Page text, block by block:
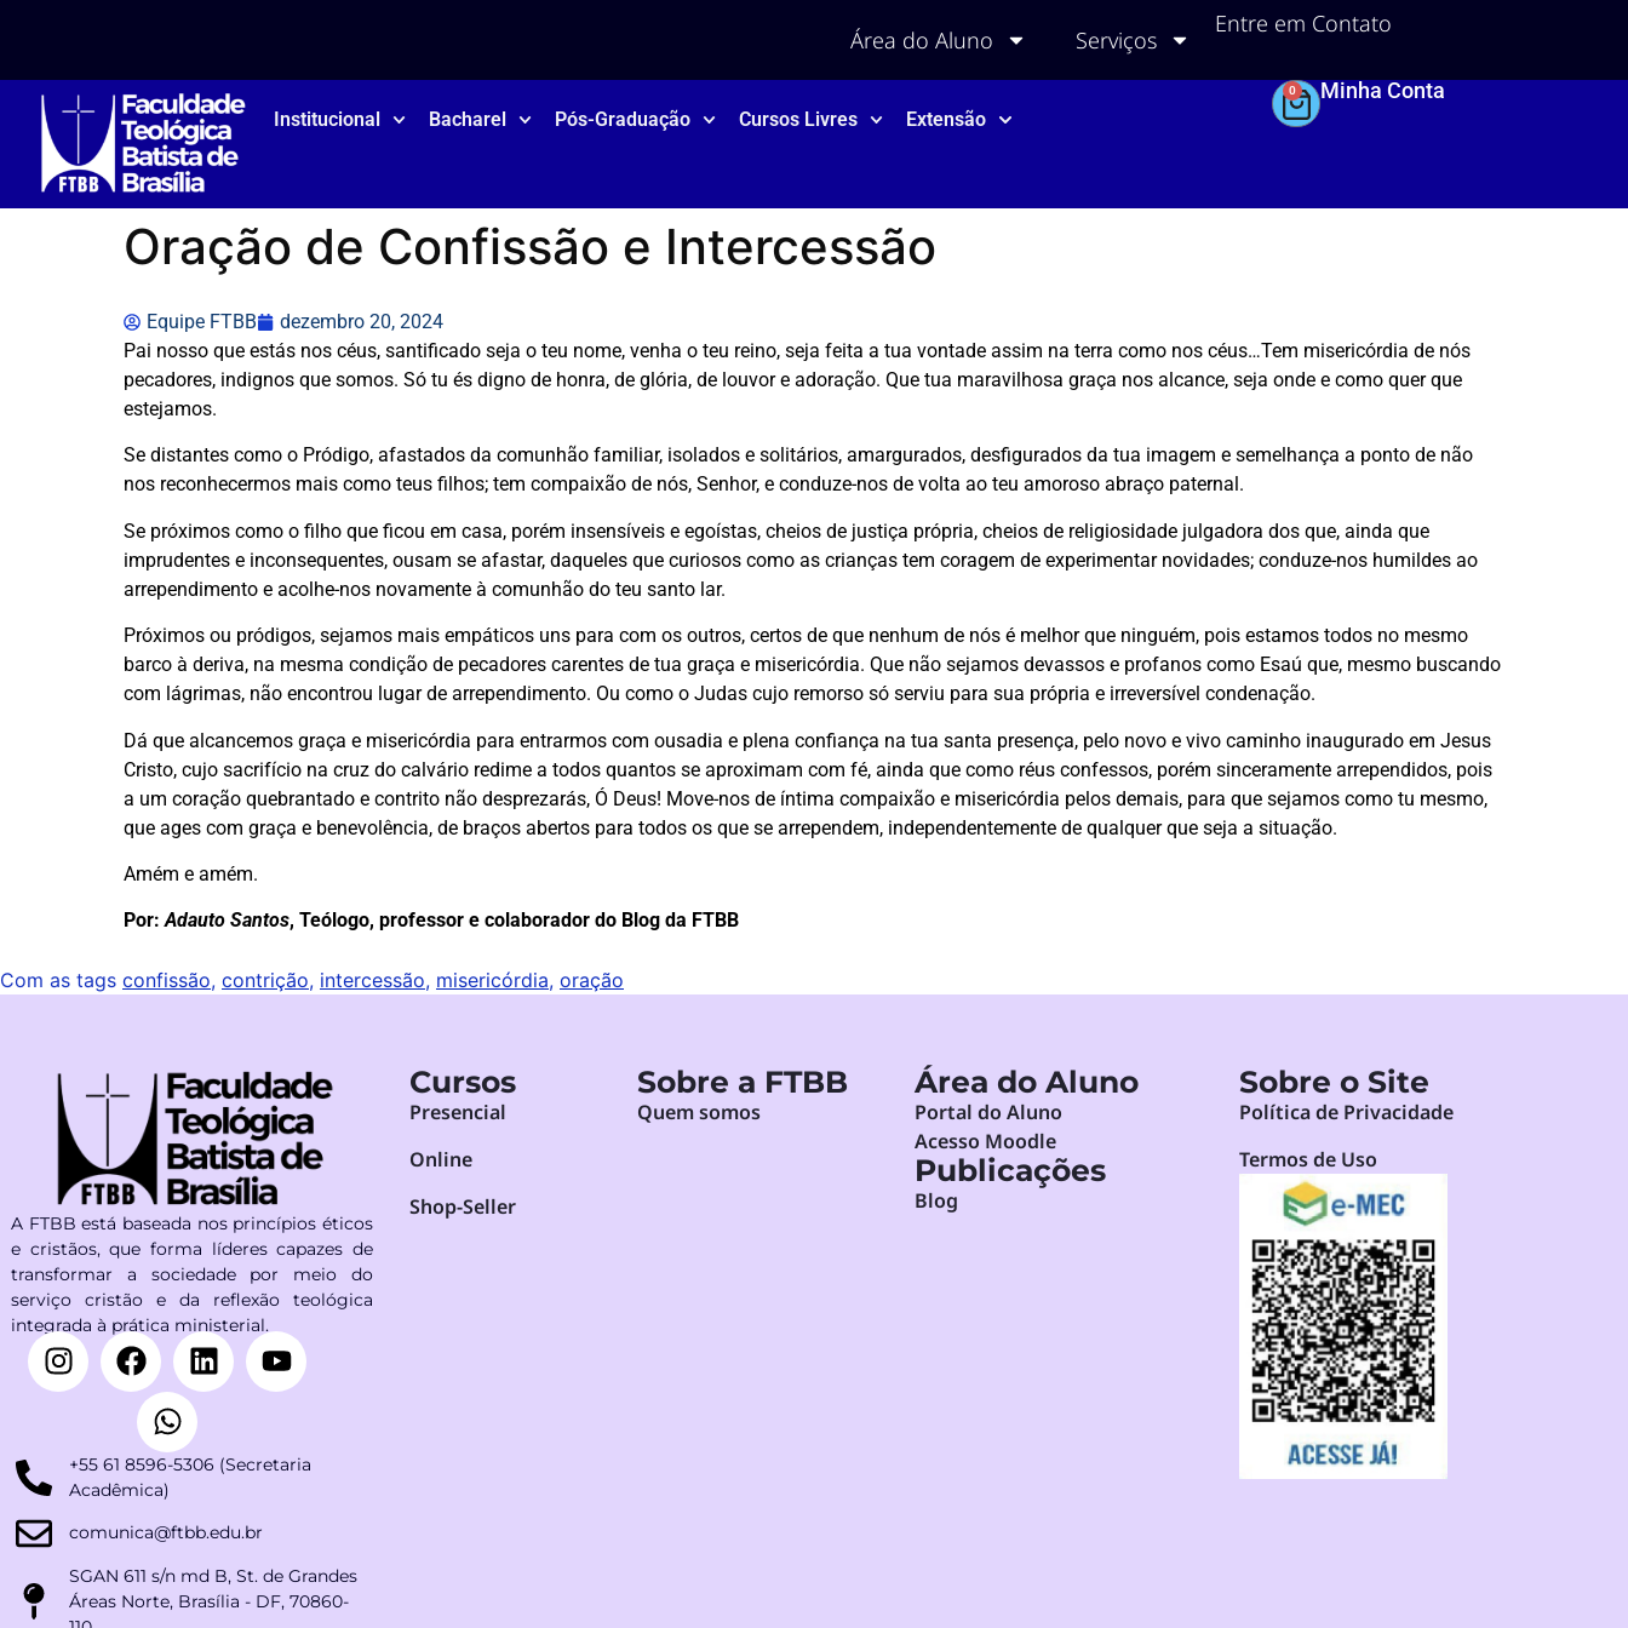
Área do Aluno Serviços
Entre em Contato
Institucional Bacharel Pós-Graduação Cursos Livres Extensão
0 Minha Conta
Oração de Confissão e Intercessão
Equipe FTBB
dezembro 20, 2024
Pai nosso que estás nos céus, santificado seja o teu nome, venha o teu reino, seja feita a tua vontade assim na terra como nos céus…Tem misericórdia de nós
pecadores, indignos que somos. Só tu és digno de honra, de glória, de louvor e adoração. Que tua maravilhosa graça nos alcance, seja onde e como quer que
estejamos.
Se distantes como o Pródigo, afastados da comunhão familiar, isolados e solitários, amargurados, desfigurados da tua imagem e semelhança a ponto de não
nos reconhecermos mais como teus filhos; tem compaixão de nós, Senhor, e conduze-nos de volta ao teu amoroso abraço paternal.
Se próximos como o filho que ficou em casa, porém insensíveis e egoístas, cheios de justiça própria, cheios de religiosidade julgadora dos que, ainda que
imprudentes e inconsequentes, ousam se afastar, daqueles que curiosos como as crianças tem coragem de experimentar novidades; conduze-nos humildes ao
arrependimento e acolhe-nos novamente à comunhão do teu santo lar.
Próximos ou pródigos, sejamos mais empáticos uns para com os outros, certos de que nenhum de nós é melhor que ninguém, pois estamos todos no mesmo
barco à deriva, na mesma condição de pecadores carentes de tua graça e misericórdia. Que não sejamos devassos e profanos como Esaú que, mesmo buscando
com lágrimas, não encontrou lugar de arrependimento. Ou como o Judas cujo remorso só serviu para sua própria e irreversível condenação.
Dá que alcancemos graça e misericórdia para entrarmos com ousadia e plena confiança na tua santa presença, pelo novo e vivo caminho inaugurado em Jesus
Cristo, cujo sacrifício na cruz do calvário redime a todos quantos se aproximam com fé, ainda que como réus confessos, porém sinceramente arrependidos, pois
a um coração quebrantado e contrito não desprezarás, Ó Deus! Move-nos de íntima compaixão e misericórdia pelos demais, para que sejamos como tu mesmo,
que ages com graça e benevolência, de braços abertos para todos os que se arrependem, independentemente de qualquer que seja a situação.
Amém e amém.
Por:Adauto Santos, Teólogo, professor e colaborador do Blog da FTBB
Com as tags confissão, contrição, intercessão, misericórdia, oração
A FTBB está baseada nos princípios éticos
e cristãos, que forma líderes capazes de
transformar a sociedade por meio do
serviço cristão e da reflexão teológica
integrada à prática ministerial.
+55 61 8596-5306 (Secretaria
Acadêmica)
comunica@ftbb.edu.br
SGAN 611 s/n md B, St. de Grandes
Áreas Norte, Brasília - DF, 70860-
Cursos
Presencial
Online
Shop-Seller
Sobre a FTBB
Quem somos
Área do Aluno
Portal do Aluno
Acesso Moodle
Publicações
Blog
Sobre o Site
Política de Privacidade
Termos de Uso